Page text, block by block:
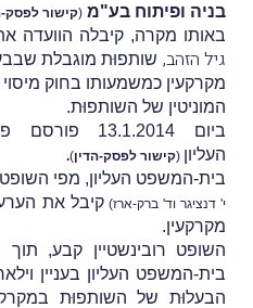
בניה ופיתוח בע"מ (קישור לפסק-
באותו מקרה, קיבלה הוועדה
גיל הזהב, שותפוּת מוגבלת
מקרקעין כמשמעותו בחוק
המוניטין של השותפוּת.
ביום
העליון (קישור לפסק-הדין)
.
בית-המשפט העליון, מפי השופט
י' דנציגר וד' ברק-ארז)קיבל את
מקרקעין.
השופט רובינשטיין קבע,
בית-המשפט העליון בעניין
הבעלוּת של השותפוּת